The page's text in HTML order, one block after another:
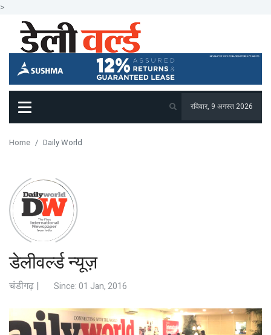
>
रविवार, 9 अगस्त 2026
Home Daily World
डेलीवर्ल्ड न्यूज़
चंडीगढ़ | Since:01 Jan, 2016